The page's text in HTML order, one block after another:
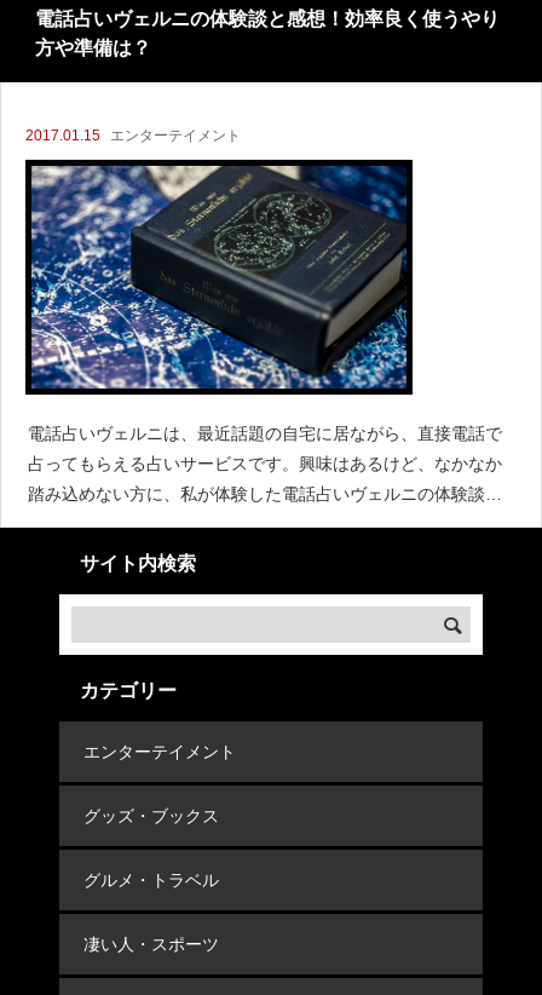
～発見！！黒柳
電話占いヴェルニの体験談と感想！効率良く使うやり
方や準備は？
2017.01.15 エンターテイメント
電話占いヴェルニは、最近話題の自宅に居ながら、直接電話で
占ってもらえる占いサービスです。興味はあるけど、なかなか
踏み込めない方に、私が体験した電話占いヴェルニの体験談
と、感想と効率良く賢く使うやり方や準備を紹介します。まず
は実際に電話占いヴェルニで占ってもらう流れをお話して、そ
サイト内検索
カテゴリー
エンターテイメント
グッズ・ブックス
グルメ・トラベル
凄い人・スポーツ